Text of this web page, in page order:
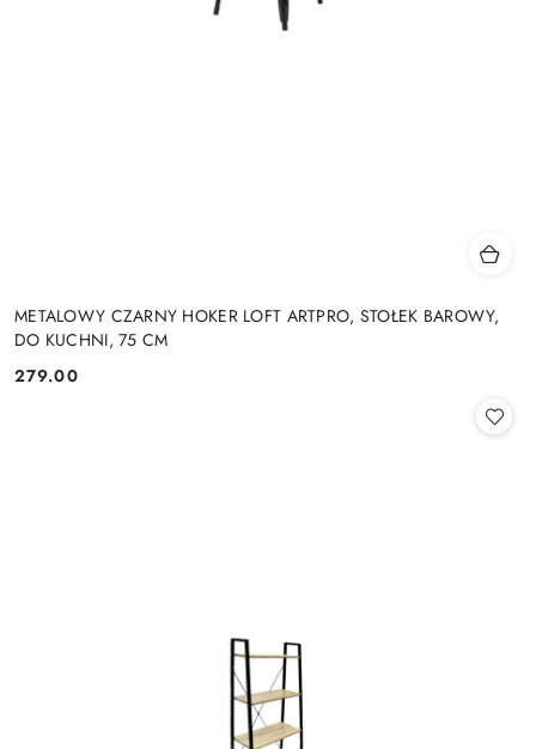
METALOWY CZARNY HOKER LOFT ARTPRO, STOŁEK BAROWY,
DO KUCHNI, 75 CM
Cena:
279.00